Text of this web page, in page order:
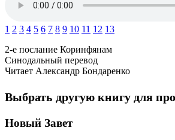
1 2 3 4 5 6 7 8 9 10 11 12 13
2-е послание Коринфянам
Синодальный перевод
Читает Александр Бондаренко
Выбрать другую книгу для
Новый Завет